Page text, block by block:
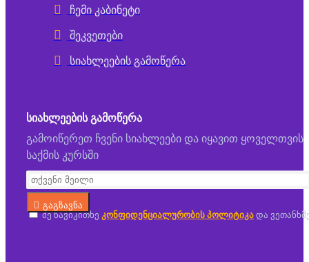
ჩემი კაბინეტი
შეკვეთები
სიახლეების გამოწერა
ᲡᲘᲐᲮᲚᲔᲔᲑᲘᲡ ᲒᲐᲛᲝᲬᲔᲠᲐ
გამოიწერეთ ჩვენი სიახლეები და იყავით ყოველთვის
საქმის კურსში
გაგზავნა
მე წავიკითხე კონფიდენციალურობის პოლიტიკა და